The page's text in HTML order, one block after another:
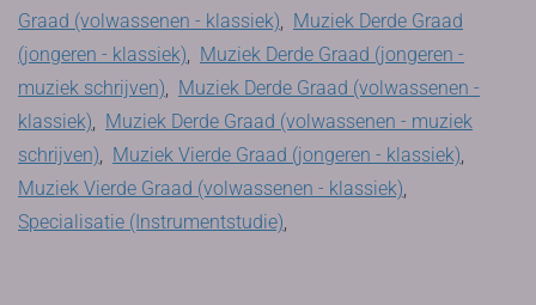
Graad (volwassenen - klassiek), Muziek Derde Graad
(jongeren - klassiek), Muziek Derde Graad (jongeren -
muziek schrijven), Muziek Derde Graad (volwassenen -
klassiek), Muziek Derde Graad (volwassenen - muziek
schrijven), Muziek Vierde Graad (jongeren - klassiek),
Muziek Vierde Graad (volwassenen - klassiek),
Specialisatie (Instrumentstudie),